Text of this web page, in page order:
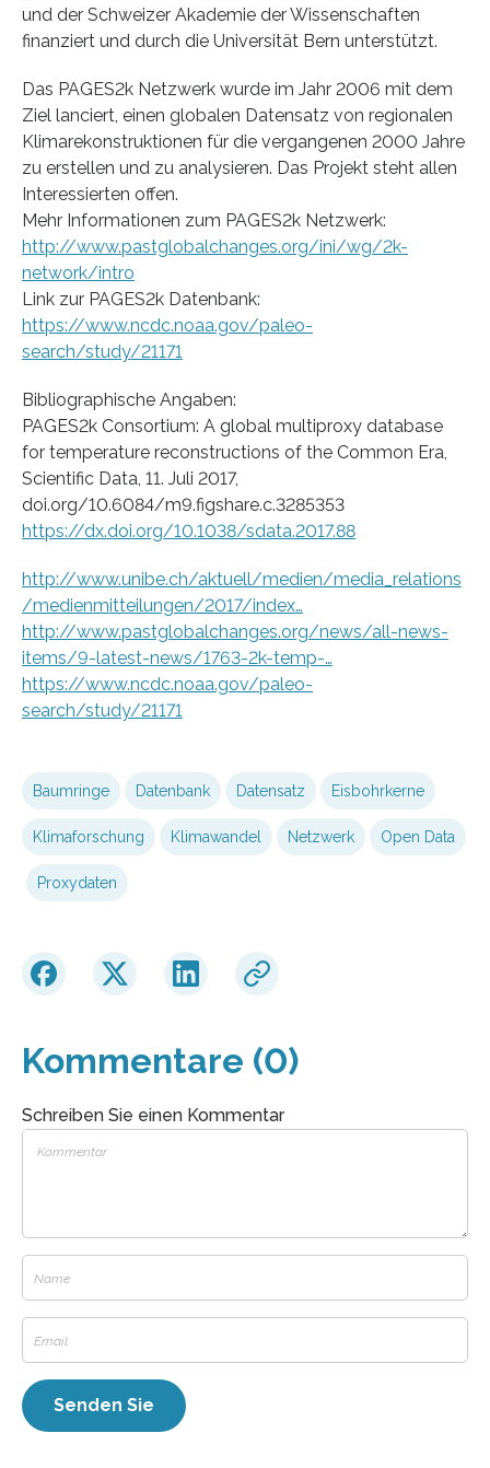
und der Schweizer Akademie der Wissenschaften
finanziert und durch die Universität Bern unterstützt.
Das PAGES2k Netzwerk wurde im Jahr 2006 mit dem
Ziel lanciert, einen globalen Datensatz von regionalen
Klimarekonstruktionen für die vergangenen 2000 Jahre
zu erstellen und zu analysieren. Das Projekt steht allen
Interessierten offen.
Mehr Informationen zum PAGES2k Netzwerk:
http://www.pastglobalchanges.org/ini/wg/2k-
network/intro
Link zur PAGES2k Datenbank:
https://www.ncdc.noaa.gov/paleo-
search/study/21171
Bibliographische Angaben:
PAGES2k Consortium: A global multiproxy database
for temperature reconstructions of the Common Era,
Scientific Data, 11. Juli 2017,
doi.org/10.6084/m9.figshare.c.3285353
https://dx.doi.org/10.1038/sdata.2017.88
http://www.unibe.ch/aktuell/medien/media_relations
/medienmitteilungen/2017/index…
http://www.pastglobalchanges.org/news/all-news-
items/9-latest-news/1763-2k-temp-…
https://www.ncdc.noaa.gov/paleo-
search/study/21171
Baumringe Datenbank Datensatz Eisbohrkerne
Klimaforschung Klimawandel Netzwerk Open Data
Proxydaten
Kommentare (0)
Schreiben Sie einen Kommentar